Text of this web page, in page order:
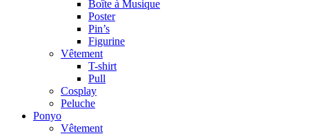
Boîte à Musique
Poster
Pin’s
Figurine
Vêtement
T-shirt
Pull
Cosplay
Peluche
Ponyo
Vêtement